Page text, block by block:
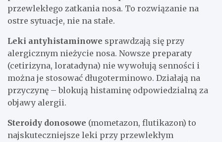
przewlekłego zatkania nosa. To rozwiązanie na
ostre sytuacje, nie na stałe.
Leki antyhistaminowe sprawdzają się przy
alergicznym nieżycie nosa. Nowsze preparaty
(cetirizyna, loratadyna) nie wywołują senności i
można je stosować długoterminowo. Działają na
przyczynę – blokują histaminę odpowiedzialną za
objawy alergii.
Steroidy donosowe (mometazon, flutikazon) to
najskuteczniejsze leki przy przewlekłym